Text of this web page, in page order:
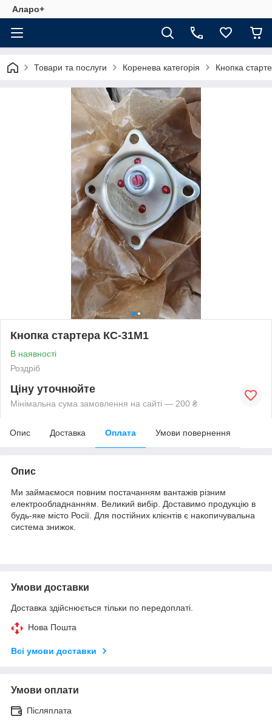
Аларо+
Товари та послуги Коренева категорія Кнопка
Кнопка стартера КС-31М1
В наявності
Роздріб
Ціну уточнюйте
Мінімальна сума замовлення на сайті — 200 ₴
Опис Доставка Оплата Умови повернення
Опис
Ми займаємося повним постачанням вантажів різним
електрообладнанням. Великий вибір. Доставимо продукцію в
будь-яке місто Росії. Для постійних клієнтів є накопичувальна
система знижок.
Умови доставки
Доставка здійснюється тільки по передоплаті.
Нова Пошта
Всі умови доставки
Умови оплати
Післяплата